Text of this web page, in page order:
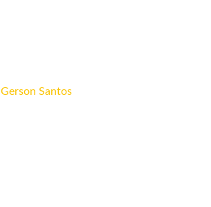
Gerson Santos